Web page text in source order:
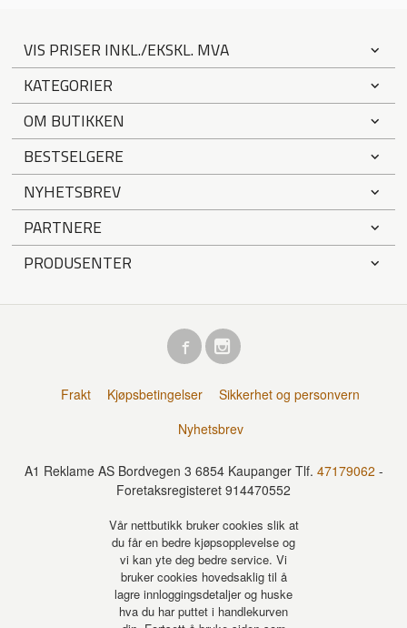
VIS PRISER INKL./EKSKL. MVA
KATEGORIER
OM BUTIKKEN
BESTSELGERE
NYHETSBREV
PARTNERE
PRODUSENTER
Frakt Kjøpsbetingelser
Sikkerhet og personvern
Nyhetsbrev
A1 Reklame AS Bordvegen 3 6854 Kaupanger Tlf. 47179062 -
Foretaksregisteret 914470552
Vår nettbutikk bruker cookies slik at
du får en bedre kjøpsopplevelse og
vi kan yte deg bedre service. Vi
bruker cookies hovedsaklig til å
lagre innloggingsdetaljer og huske
hva du har puttet i handlekurven